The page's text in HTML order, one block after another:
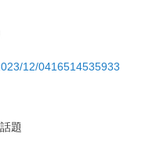
/獣医 の話題
12/0416514535933
・成果 の話題